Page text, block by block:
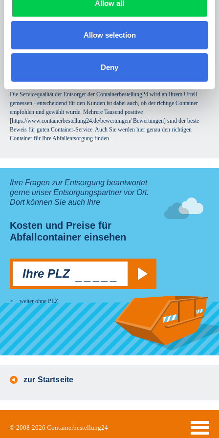
Allow all
Allow selection
Deny
Sie im Shop Ihres Containerservices z.B. Container für
[https://www.containerbestellung24.de/container/muellcontainer.html Container für
[https://www.containerbestellung24.de/baumischabfall/mischcontainer.html
Mischabfall] kann man bis auf gefährliche und kontaminierte Abfälle fast alles
Welcher Container ist der richtige?
Die Servicequalität der Entsorger der Containerbestellung24 wird an Ihrem Urteil
gemessen - entscheidend für den Kunden ist dabei auch, ob der richtige Container
empfohlen und gewählt wurde. Mehrere Tausend positive
[https://www.containerbestellung24.de/bewertungen/ Bewertungen] sind der beste
Beweis für guten Container-Service. Auch Sie werden hier genau den richtigen
Container für Ihre Abfallentsorgung finden.
Ihre Fragen zur Entsorgung beantwortet
gerne unser Entsorgungspartner vor Ort.
Dort können Sie auch Ihre
Kosten und Preise für
Abfallcontainer einsehen
Ihre PLZ
weiter ohne PLZ
zur Startseite
© 2008-2026 Containerbestellung24